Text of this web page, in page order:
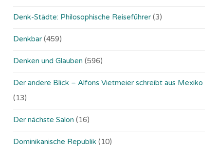
Denk-Städte: Philosophische Reiseführer (3)
Denkbar (459)
Denken und Glauben (596)
Der andere Blick – Alfons Vietmeier schreibt aus Mexiko
(13)
Der nächste Salon (16)
Dominikanische Republik (10)